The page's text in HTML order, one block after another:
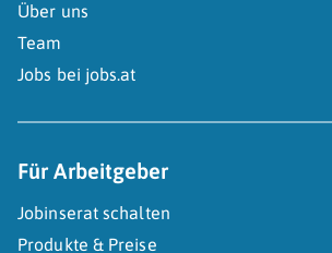
Über uns
Team
Jobs bei jobs.at
Für Arbeitgeber
Jobinserat schalten
Produkte & Preise